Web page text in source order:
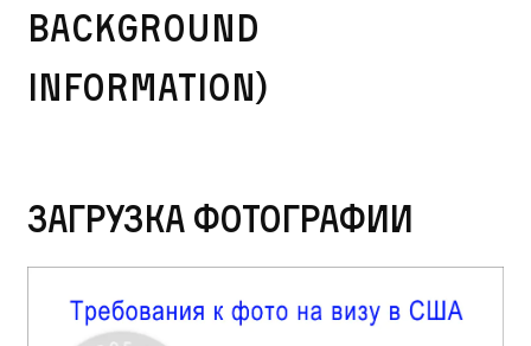
Background
Information)
Загрузка фотографии